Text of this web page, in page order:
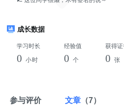
成长数据
学习时长
0 小时
经验值
0 个
获得
0 张
参与评价 文章 （7）